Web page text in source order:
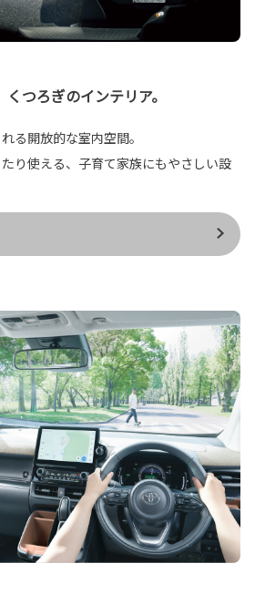
つろぎのインテリア。
る開放的な室内空間。
り使える、子育て家族にもやさしい設